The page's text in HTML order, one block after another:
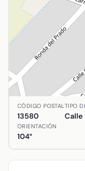
Ubicación de
CÓDIGO POSTAL
13580
TIPO
Calle
ORIENTACIÓN
104°